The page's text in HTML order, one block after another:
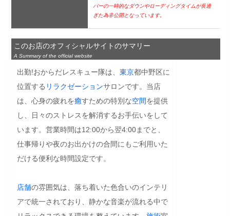
バーの一時的なダウンやローディングタイムが長過
ぎた為非公開となっています。
このお店のオフィシャルサイトのサマリー
A Summary of the official website
出勤!おからだレスキュー隊は、 東京都中野区に
位置する リラクゼーションサロンです。当店
は、心身の疲れを癒すための特別な空間を提供
し、日々のストレスを解消するお手伝いをして
います。営業時間は12:00から翌4:00までと、
仕事帰りや夜のお出かけの合間にもご利用いた
だける便利な時間設定です。
店舗の雰囲気は、落ち着いた色合いのインテリ
アで統一されており、静かな音楽が流れる中で